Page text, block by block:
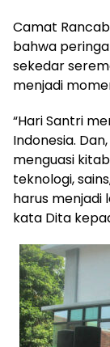
Camat
bahwa
sekedar
menjadi
“Hari Santri
Indonesia.
menguasi
teknologi,
harus menjadi
kata Dita